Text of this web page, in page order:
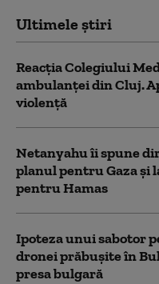
Ultimele știri
Reacția Colegiului
ambulanței din Cluj.
violență
Netanyahu îi spune
planul pentru Gaza și
pentru Hamas
Ipoteza unui sabotor
dronei prăbușite în
presa bulgară